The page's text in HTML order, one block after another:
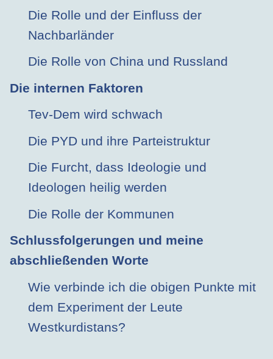
Die Rolle und der Einfluss der
Nachbarländer
Die Rolle von China und Russland
Die internen Faktoren
Tev-Dem wird schwach
Die PYD und ihre Parteistruktur
Die Furcht, dass Ideologie und
Ideologen heilig werden
Die Rolle der Kommunen
Schlussfolgerungen und meine
abschließenden Worte
Wie verbinde ich die obigen Punkte mit
dem Experiment der Leute
Westkurdistans?